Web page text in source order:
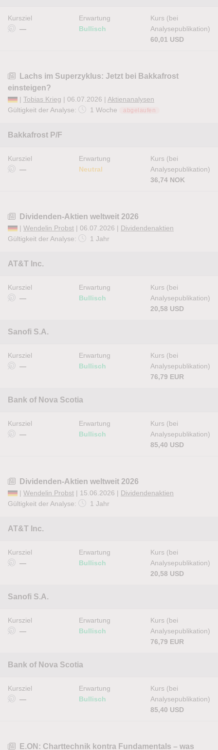
Kursziel
—
Erwartung
Bullisch
Kurs (bei
Analysepublikation)
60,01 USD
Lachs im Superzyklus: Jetzt bei Bakkafrost
einsteigen?
| Tobias Krieg | 06.07.2026 | Aktienanalysen
Gültigkeit der Analyse:
1 Woche abgelaufen
Bakkafrost P/F
Kursziel
—
Erwartung
Neutral
Kurs (bei
Analysepublikation)
36,74 NOK
Dividenden-Aktien weltweit 2026
| Wendelin Probst | 06.07.2026 | Dividendenaktien
Gültigkeit der Analyse:
1 Jahr
AT&T Inc.
Kursziel
—
Erwartung
Bullisch
Kurs (bei
Analysepublikation)
20,58 USD
Sanofi S.A.
Kursziel
—
Erwartung
Bullisch
Kurs (bei
Analysepublikation)
76,79 EUR
Bank of Nova Scotia
Kursziel
—
Erwartung
Bullisch
Kurs (bei
Analysepublikation)
85,40 USD
Dividenden-Aktien weltweit 2026
| Wendelin Probst | 15.06.2026 | Dividendenaktien
Gültigkeit der Analyse:
1 Jahr
AT&T Inc.
Kursziel
—
Erwartung
Bullisch
Kurs (bei
Analysepublikation)
20,58 USD
Sanofi S.A.
Kursziel
—
Erwartung
Bullisch
Kurs (bei
Analysepublikation)
76,79 EUR
Bank of Nova Scotia
Kursziel
—
Erwartung
Bullisch
Kurs (bei
Analysepublikation)
85,40 USD
E.ON: Charttechnik kontra Fundamentals – was